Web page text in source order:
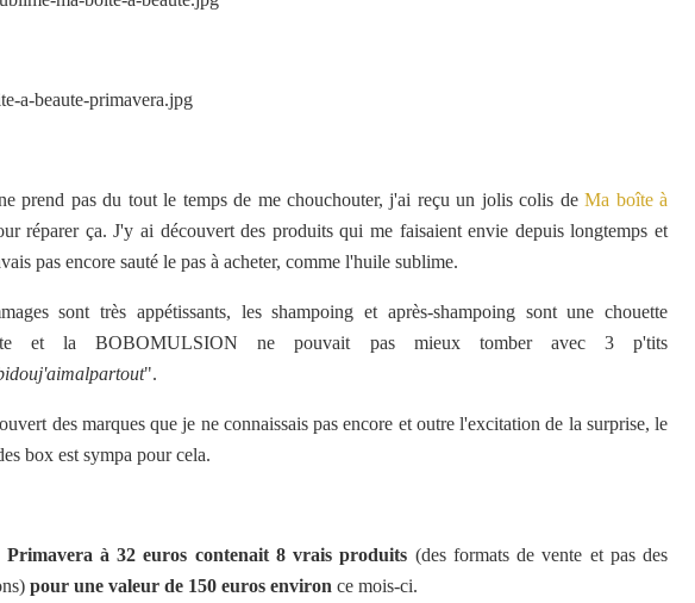
prend pas du tout le temps de me chouchouter, j'ai reçu un jolis colis deMa boîte à
réparer ça. J'y ai découvert des produits qui me faisaient envie depuis longtemps et
pas encore sauté le pas à acheter, comme l'huile sublime.
sont très appétissants, les shampoing et après-shampoing sont une chouette
et la BOBOMULSION ne pouvait pas mieux tomber avec 3 p'tits
".
des marques que je ne connaissais pas encore et outre l'excitation de la surprise, le
box est sympa pour cela.
à 32 euros contenait 8 vrais produits (des formats de vente et pas des
pour une valeur de 150 euros environ ce mois-ci.